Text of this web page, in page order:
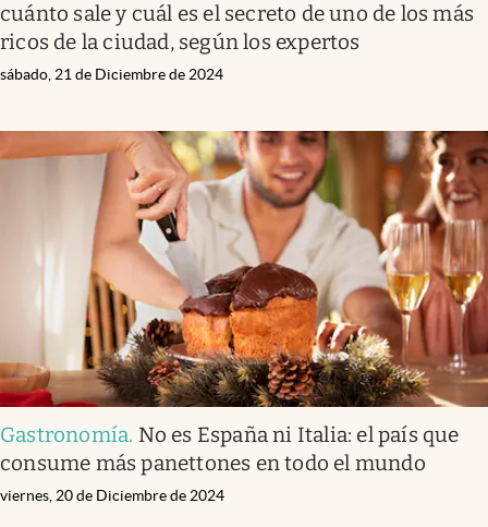
cuánto sale y cuál es el secreto de uno de los más
ricos de la ciudad, según los expertos
sábado, 21 de Diciembre de 2024
Gastronomía. No es España ni Italia: el país que
consume más panettones en todo el mundo
viernes, 20 de Diciembre de 2024